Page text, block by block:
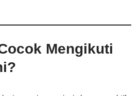
Mengikuti